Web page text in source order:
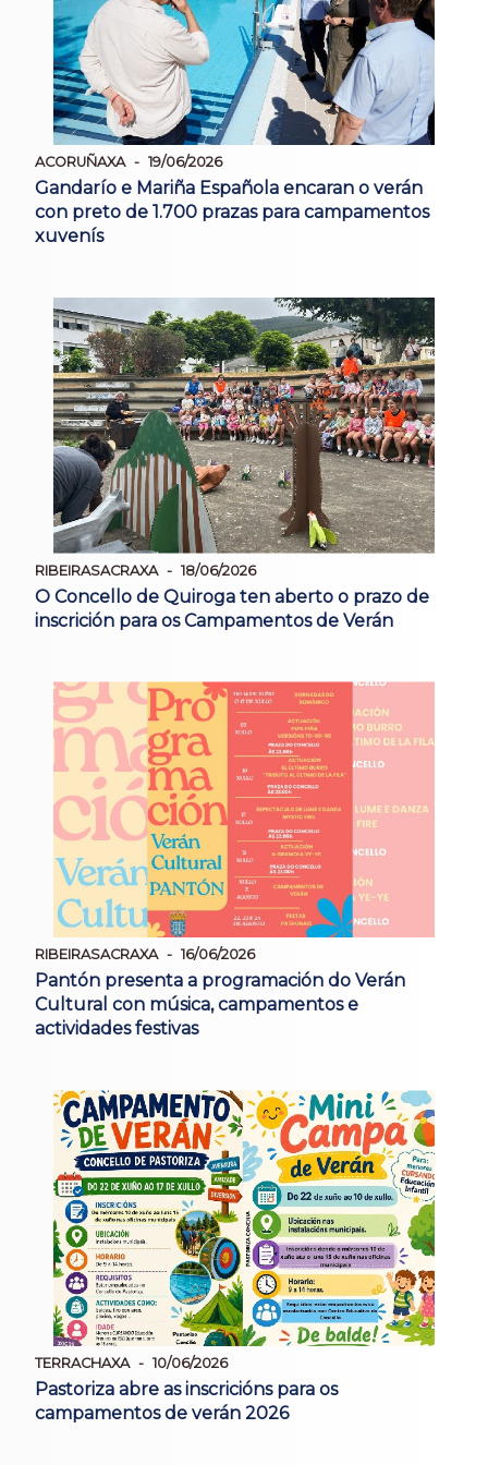
ACORUÑAXA 19/06/2026
Gandarío e Mariña Española encaran o verán
con preto de 1.700 prazas para campamentos
xuvenís
RIBEIRASACRAXA 18/06/2026
O Concello de Quiroga ten aberto o prazo de
inscrición para os Campamentos de Verán
RIBEIRASACRAXA 16/06/2026
Pantón presenta a programación do Verán
Cultural con música, campamentos e
actividades festivas
TERRACHAXA 10/06/2026
Pastoriza abre as inscricións para os
campamentos de verán 2026